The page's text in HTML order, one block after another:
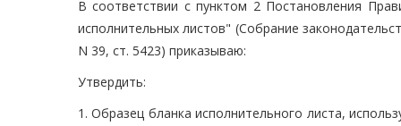
В соответствии с пунктом 2 Постановления
исполнительных листов" (Собрание
N 39, ст. 5423) приказываю:
Утвердить:
1. Образец бланка исполнительного листа,